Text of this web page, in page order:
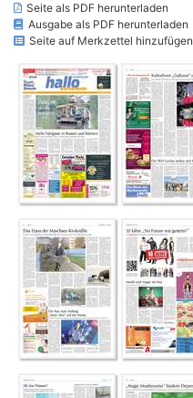
Seite als PDF herunterladen
Ausgabe als PDF herunterladen
Seite auf Merkzettel hinzufügen